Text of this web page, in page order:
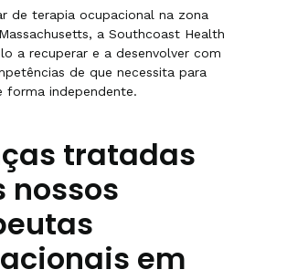
de terapia ocupacional na zona
a Southcoast Health
a recuperar e a desenvolver com
de que necessita para
forma independente.
tratadas
nossos
em